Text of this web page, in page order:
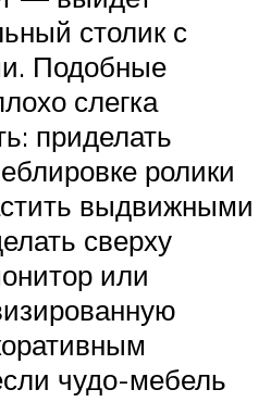
столик с
Подобные
слегка
приделать
ролики
выдвижными
сверху
или
чудо-мебель